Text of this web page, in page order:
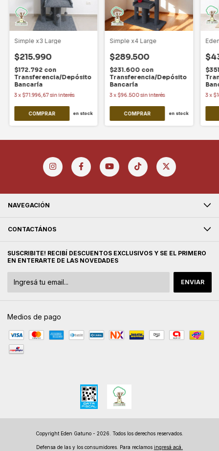
Simple x3 Large
$215.990
$172.792 con
Transferencia/Depósito
Bancaría
3x $71.996,67sin interés
COMPRAR en stock
Simple x4 Large
$289.500
$231.600 con
Transferencia/Depósito
Bancaría
3x $96.500sin interés
COMPRAR en stock
3x
NAVEGACIÓN
CONTACTÁNOS
SUSCRIBITE! RECIBÍ DESCUENTOS EXCLUSIVOS Y SE EL PRIMERO
EN ENTERARTE DE LAS NOVEDADES
Medios de pago
Copyright Eden Gatuno - 2026. Todos los derechos reservados.
Defensa de las y los consumidores. Para reclamos ingresá acá.